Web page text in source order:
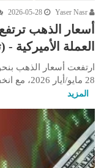
2026-05-28
العملة الأميركية
28 مايو/أيار 2026، مع انخفاض مؤشر العملة الأميركية. وفي…
المزيد